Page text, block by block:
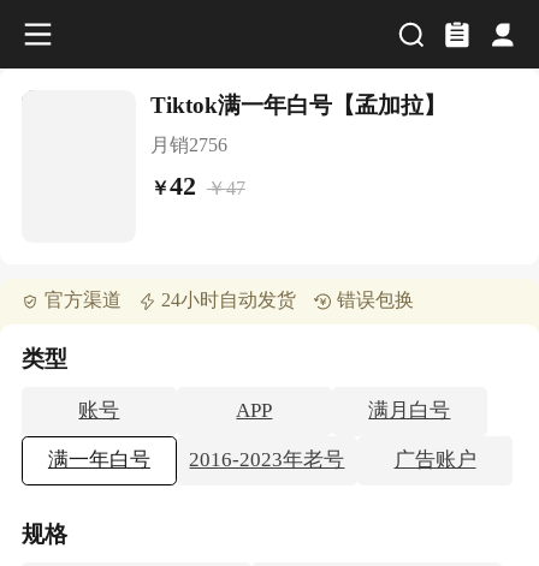
Tiktok满一年白号【孟加拉】
月销2756
￥42 ￥47
官方渠道 24小时自动发货 错误包换
类型
账号 APP 满月白号
满一年白号 2016-2023年老号 广告账户
规格